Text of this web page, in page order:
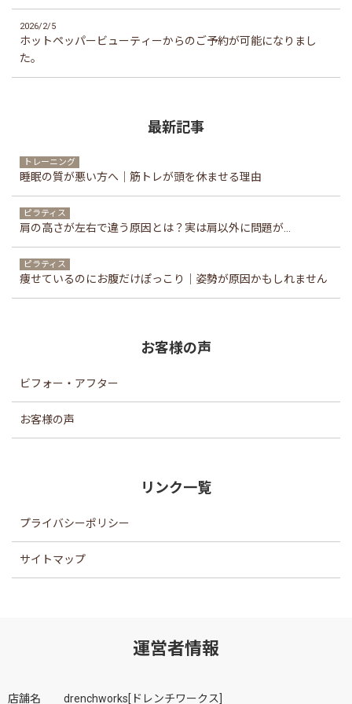
2026/2/5
ホットペッパービューティーからのご予約が可能になりまし
た。
最新記事
トレーニング
睡眠の質が悪い方へ｜筋トレが頭を休ませる理由
ピラティス
肩の高さが左右で違う原因とは？実は肩以外に問題が...
ピラティス
痩せているのにお腹だけぽっこり｜姿勢が原因かもしれません
お客様の声
ビフォー・アフター
お客様の声
リンク一覧
プライバシーポリシー
サイトマップ
運営者情報
店舗名 drenchworks[ドレンチワークス]